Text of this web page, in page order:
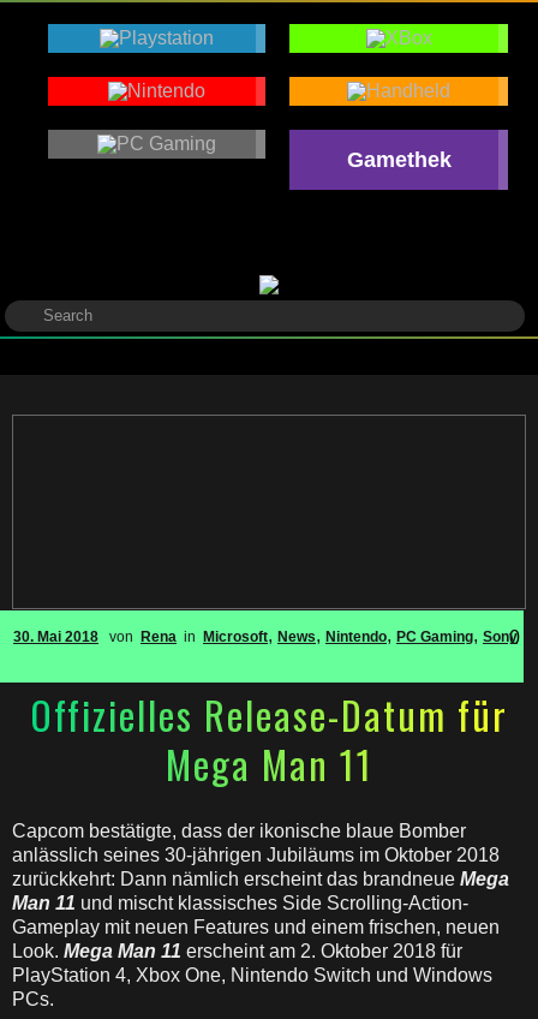
Gamethek
30. Mai 2018 von Rena in Microsoft, News, Nintendo, PC Gaming, Sony
0
Offizielles Release-Datum für
Mega Man 11
Capcom bestätigte, dass der ikonische blaue Bomber
anlässlich seines 30-jährigen Jubiläums im Oktober 2018
zurückkehrt: Dann nämlich erscheint das brandneue Mega
Man 11 und mischt klassisches Side Scrolling-Action-
Gameplay mit neuen Features und einem frischen, neuen
Look. Mega Man 11 erscheint am 2. Oktober 2018 für
PlayStation 4, Xbox One, Nintendo Switch und Windows
PCs.